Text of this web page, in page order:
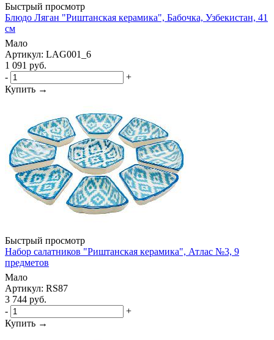
Быстрый просмотр
Блюдо Ляган "Риштанская керамика", Бабочка, Узбекистан, 41
см
Мало
Артикул: LAG001_6
1 091 руб.
-
+
Купить →
Быстрый просмотр
Набор салатников "Риштанская керамика", Атлас №3, 9
предметов
Мало
Артикул: RS87
3 744 руб.
-
+
Купить →